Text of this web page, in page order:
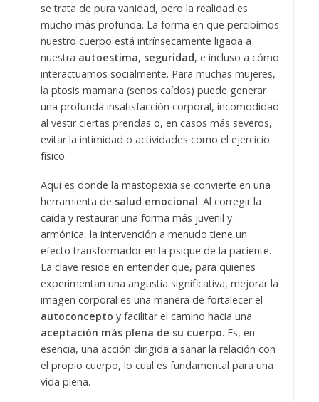
se trata de pura vanidad, pero la realidad es
mucho más profunda. La forma en que percibimos
nuestro cuerpo está intrínsecamente ligada a
nuestra autoestima, seguridad, e incluso a cómo
interactuamos socialmente. Para muchas mujeres,
la ptosis mamaria (senos caídos) puede generar
una profunda insatisfacción corporal, incomodidad
al vestir ciertas prendas o, en casos más severos,
evitar la intimidad o actividades como el ejercicio
físico.
Aquí es donde la mastopexia se convierte en una
herramienta de salud emocional. Al corregir la
caída y restaurar una forma más juvenil y
armónica, la intervención a menudo tiene un
efecto transformador en la psique de la paciente.
La clave reside en entender que, para quienes
experimentan una angustia significativa, mejorar la
imagen corporal es una manera de fortalecer el
autoconcepto y facilitar el camino hacia una
aceptación más plena de su cuerpo. Es, en
esencia, una acción dirigida a sanar la relación con
el propio cuerpo, lo cual es fundamental para una
vida plena.